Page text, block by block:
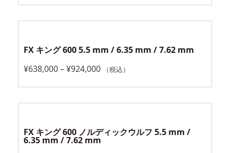
FX キング 600 5.5 mm / 6.35 mm / 7.62 mm
¥638,000–¥924,000 （税込）
FX キング 600 ノルディックウルフ 5.5 mm /
6.35 mm / 7.62 mm